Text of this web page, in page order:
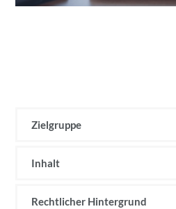
Zielgruppe
Inhalt
Rechtlicher Hintergrund